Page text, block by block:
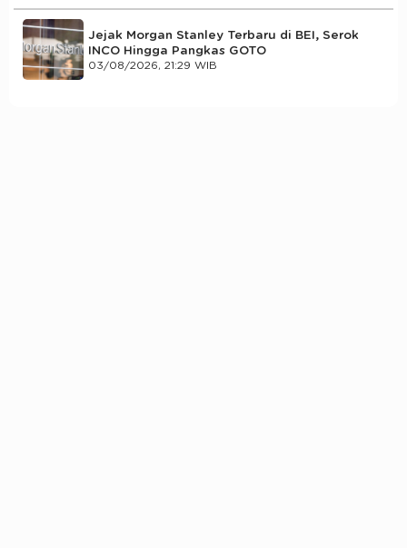
Jejak Morgan Stanley Terbaru di BEI, Serok
INCO Hingga Pangkas GOTO
03/08/2026, 21:29 WIB